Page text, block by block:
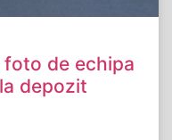
foto de echipa
depozit